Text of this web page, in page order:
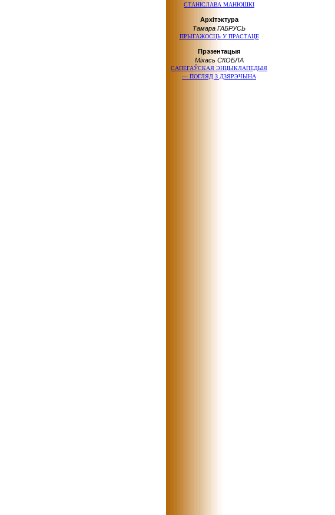
СТАНІСЛАВА МАНЮШКІ
Архітэктура
Тамара ГАБРУСЬ
ПРЫГАЖОСЦЬ У ПРАСТАЦЕ
Прэзентацыя
Міхась СКОБЛА
САПЕГАЎСКАЯ ЭНЦЫКЛАПЕДЫЯ
— ПОГЛЯД З ДЗЯРЭЧЫНА